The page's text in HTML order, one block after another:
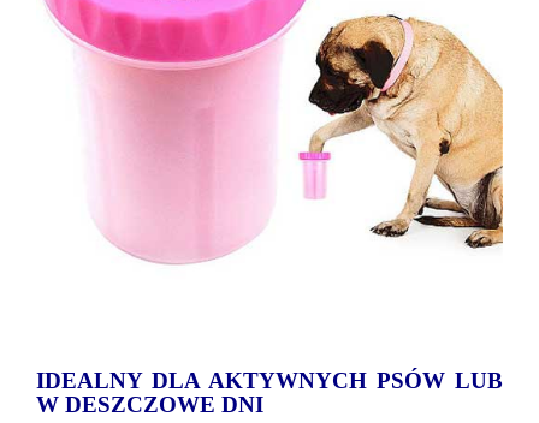
IDEALNY DLA AKTYWNYCH PSÓW LUB
W DESZCZOWE DNI